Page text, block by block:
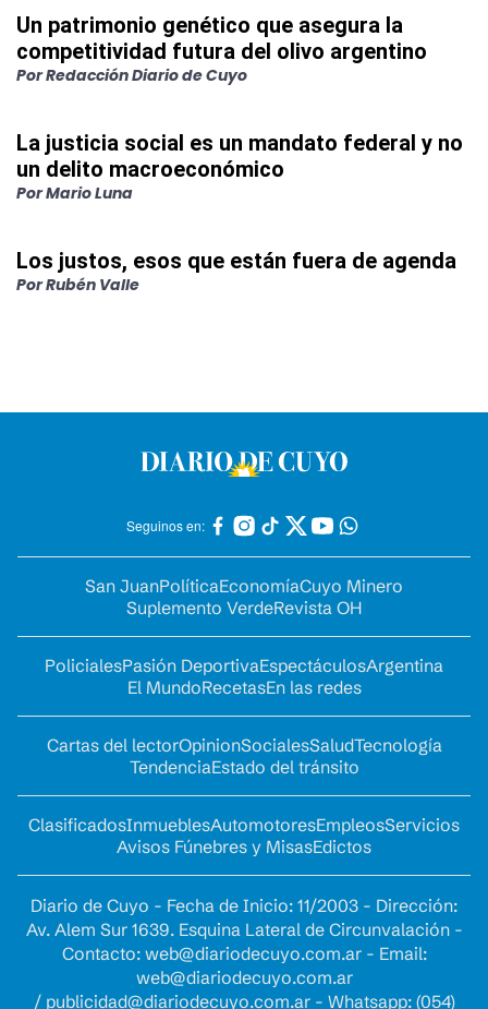
Un patrimonio genético que asegura la
competitividad futura del olivo argentino
PorRedacción Diario de Cuyo
La justicia social es un mandato federal y no
un delito macroeconómico
PorMario Luna
Los justos, esos que están fuera de agenda
PorRubén Valle
Seguinos en:
San JuanPolíticaEconomíaCuyo Minero
Suplemento VerdeRevista OH
PolicialesPasión DeportivaEspectáculosArgentina
El MundoRecetasEn las redes
Cartas del lectorOpinionSocialesSaludTecnología
TendenciaEstado del tránsito
ClasificadosInmueblesAutomotoresEmpleosServicios
Avisos Fúnebres y MisasEdictos
Diario de Cuyo - Fecha de Inicio: 11/2003 - Dirección:
Av. Alem Sur 1639. Esquina Lateral de Circunvalación -
Contacto: web@diariodecuyo.com.ar- Email:
web@diariodecuyo.com.ar
/ publicidad@diariodecuyo.com.ar- Whatsapp: (054)